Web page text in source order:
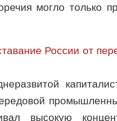
могло только
России от
высокую